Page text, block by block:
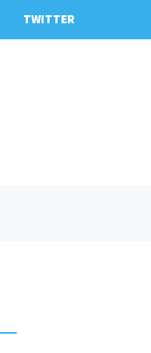
TWITTER